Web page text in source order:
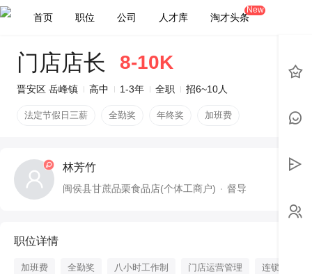
首页 职位 公司 人才库 淘才头条
New
门店店长 8-10K
晋安区 岳峰镇 高中 1-3年 全职 招6~10人
法定节假日三薪 全勤奖 年终奖 加班费
林芳竹
闽侯县甘蔗品栗食品店(个体工商户) 督导
职位详情
加班费 全勤奖 八小时工作制 门店运营管理 连锁经营管